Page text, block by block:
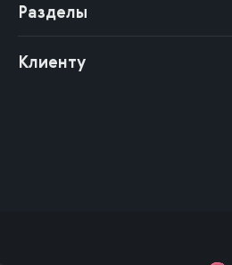
Разделы
Клиенту